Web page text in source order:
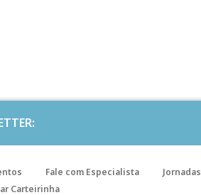
Fale com Especialista Jornadas
Carteirinha